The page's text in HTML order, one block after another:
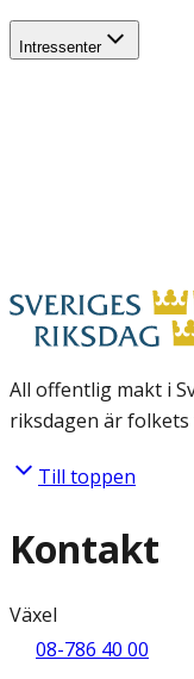
Intressenter
All offentlig makt i
riksdagen är
Till toppen
Kontakt
Växel
08-786 40 00